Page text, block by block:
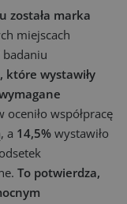
została marka
miejscach
badaniu
które wystawiły
oceniło współpracę
a 14,5% wystawiło
To potwierdza,